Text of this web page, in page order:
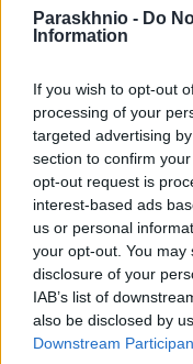
Paraskhnio - Do
Information
If you wish to opt-out
processing of your
targeted advertising
section to confirm
opt-out request is
interest-based ads
us or personal
your opt-out. You
disclosure of your
IAB’s list of
also be disclosed by
Downstream
Κομβικό θεωρείται
ότι στο υπουργείο
επιχειρησιακή γνώση
αναβάθμιση των
προηγούμενα χρόνια.
Ευάγγελος Τουρνάς
Μαργαρίτης Σχοινάς
Υπουργείο Πολιτικής